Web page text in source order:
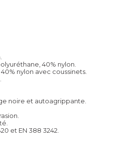
40% nylon.
nylon avec coussinets.
noire et autoagrippante.
et EN 388 3242.